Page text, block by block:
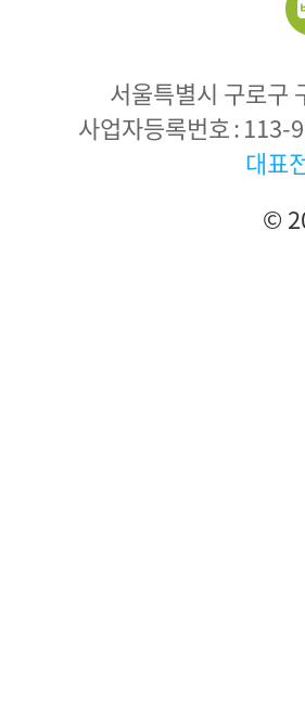
주
서울특별시 구로구
사업자등록번호 113-
대표
©